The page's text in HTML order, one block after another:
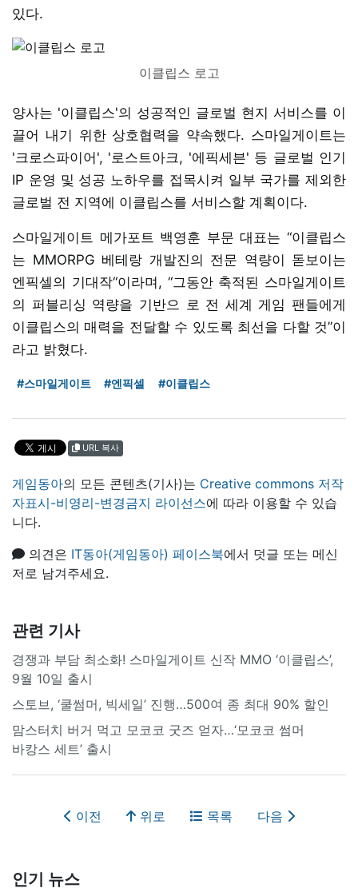
있다.
이클립스 로고
양사는 '이클립스'의 성공적인 글로벌 현지 서비스를 이
끌어 내기 위한 상호협력을 약속했다. 스마일게이트는
'크로스파이어', '로스트아크, '에픽세븐' 등 글로벌 인기
IP 운영 및 성공 노하우를 접목시켜 일부 국가를 제외한
글로벌 전 지역에 이클립스를 서비스할 계획이다.
스마일게이트 메가포트 백영훈 부문 대표는 “이클립스
는 MMORPG 베테랑 개발진의 전문 역량이 돋보이는
엔픽셀의 기대작“이라며, “그동안 축적된 스마일게이트
의 퍼블리싱 역량을 기반으 로 전 세계 게임 팬들에게
이클립스의 매력을 전달할 수 있도록 최선을 다할 것”이
라고 밝혔다.
#스마일게이트 #엔픽셀 #이클립스
URL 복사
게임동아의 모든 콘텐츠(기사)는 Creative commons 저작
자표시-비영리-변경금지 라이선스에 따라 이용할 수 있습
니다.
의견은 IT동아(게임동아) 페이스북에서 덧글 또는 메신
저로 남겨주세요.
관련 기사
경쟁과 부담 최소화! 스마일게이트 신작 MMO ‘이클립스’,
9월 10일 출시
스토브, ‘쿨썸머, 빅세일’ 진행…500여 종 최대 90% 할인
맘스터치 버거 먹고 모코코 굿즈 얻자…‘모코코 썸머
바캉스 세트’ 출시
이전 위로 목록 다음
인기 뉴스